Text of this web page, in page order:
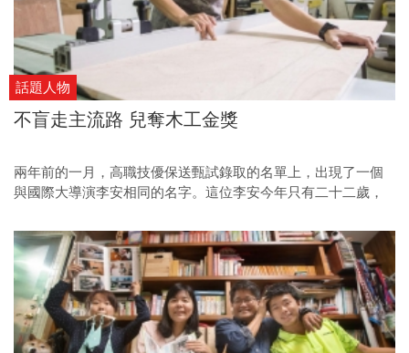
話題人物
不盲走主流路 兒奪木工金獎
兩年前的一月，高職技優保送甄試錄取的名單上，出現了一個
與國際大導演李安相同的名字。這位李安今年只有二十二歲，
年他一口氣同獲台灣科技大學、台北科技大學和雲林科技大學
的保送資格，最後選擇落腳雲林。